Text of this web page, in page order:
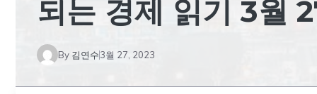
되는 경제 읽기 3월
By 김연수3월 27, 2023